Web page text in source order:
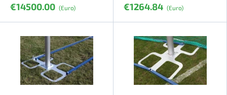
€14500.00 (Euro) €1264.84 (Euro)